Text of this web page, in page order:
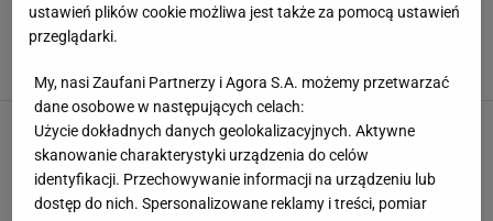
Miał być hit, a wyszedł kit. Największe wpadki
Premier League. Burza w Anglii. Czy Pep
Guardiola słusznie wypchnął z klubu Joe
Harta? Claudio Bravo popełnia błędy
Łukasz Godlewski,21 PAŹDZIERNIKA 2016, 14:25
ustawień plików cookie możliwa jest także za pomocą ustawień
przeglądarki.
My, nasi Zaufani Partnerzy i Agora S.A. możemy przetwarzać
dane osobowe w następujących celach:
Użycie dokładnych danych geolokalizacyjnych. Aktywne
skanowanie charakterystyki urządzenia do celów
identyfikacji. Przechowywanie informacji na urządzeniu lub
dostęp do nich. Spersonalizowane reklamy i treści, pomiar